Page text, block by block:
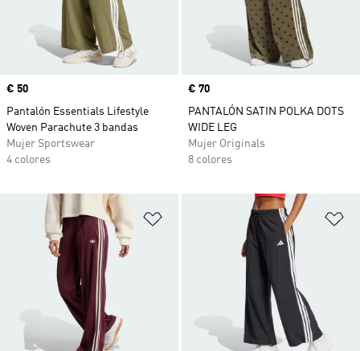
Precio
€ 50
Pantalón Essentials Lifestyle
Woven Parachute 3 bandas
Mujer Sportswear
4 colores
Precio
€ 70
PANTALÓN SATIN POLKA DOTS
WIDE LEG
Mujer Originals
8 colores
Añadir a la lista de deseos